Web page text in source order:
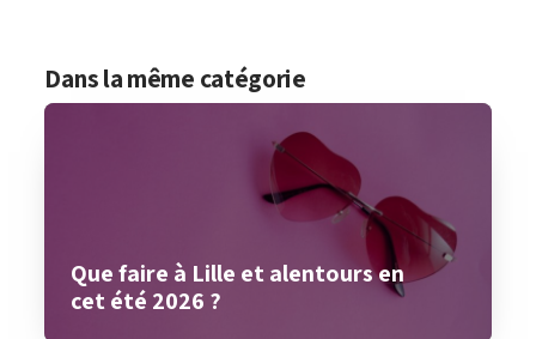
Dans la même catégorie
Que faire à Lille et alentours en
cet été 2026 ?